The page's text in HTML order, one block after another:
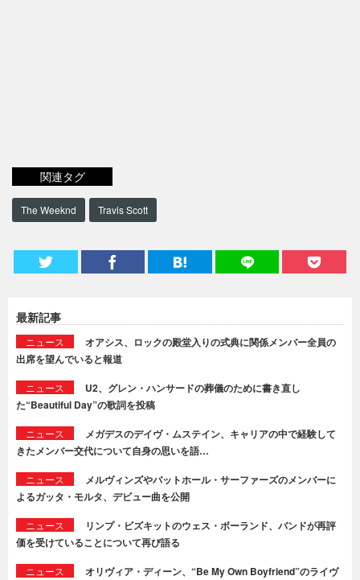
関連タグ
The Weeknd Travis Scott
最新記事
ニュース
オアシス、ロックの殿堂入りの式典に関係メンバー全員の
出席を望んでいると報道
ニュース
U2、グレン・ハンサードの葬儀のために書き直し
た“Beautiful Day”の歌詞を投稿
ニュース
メガデスのデイヴ・ムステイン、キャリアの中で経験して
きたメンバー交代について自身の思いを語…
ニュース
メルヴィンズやバットホール・サーファーズのメンバーに
よるガッタ・モルタ、デビュー曲を公開
ニュース
リンプ・ビズキットのウェス・ボーランド、バンドが再評
価を受けていることについて再び語る
ニュース
オリヴィア・ディーン、“Be My Own Boyfriend”のライヴ